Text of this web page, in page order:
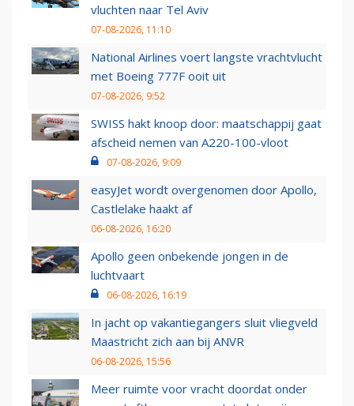
vluchten naar Tel Aviv
07-08-2026, 11:10
National Airlines voert langste vrachtvlucht
met Boeing 777F ooit uit
07-08-2026, 9:52
SWISS hakt knoop door: maatschappij gaat
afscheid nemen van A220-100-vloot
07-08-2026, 9:09
easyJet wordt overgenomen door Apollo,
Castlelake haakt af
06-08-2026, 16:20
Apollo geen onbekende jongen in de
luchtvaart
06-08-2026, 16:19
In jacht op vakantiegangers sluit vliegveld
Maastricht zich aan bij ANVR
06-08-2026, 15:56
Meer ruimte voor vracht doordat onder